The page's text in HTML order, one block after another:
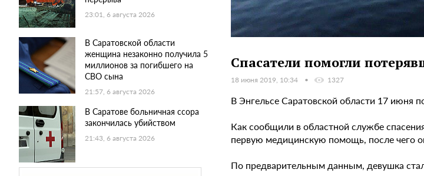
23:01, 6 августа 2026
В Саратовской области
женщина незаконно получила 5
миллионов за погибшего на
СВО сына
21:57, 6 августа 2026
В Саратове больничная ссора
закончилась убийством
21:43, 6 августа 2026
Спасатели помогли
18 июня 2019, 10:34 1327
В Энгельсе Саратовской области 17 июня
Как сообщили в областной службе
первую медицинскую помощь, после чего
По предварительным данным, девушка